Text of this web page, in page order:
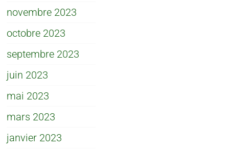
novembre 2023
octobre 2023
septembre 2023
juin 2023
mai 2023
mars 2023
janvier 2023